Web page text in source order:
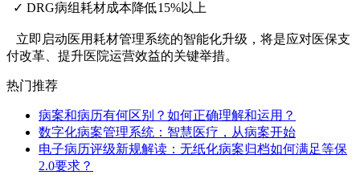
✓ DRG病组耗材成本降低15%以上
立即启动医用耗材管理系统的智能化升级，将是应对医保支
付改革、提升医院运营效益的关键举措。
热门推荐
病案和病历有何区别？如何正确理解和运用？
数字化病案管理系统：智慧医疗，从病案开始
电子病历评级新规解读：无纸化病案归档如何满足等保
2.0要求？